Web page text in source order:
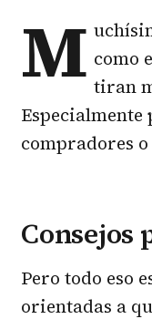
M como
tiran
compradores
Pero todo eso
orientadas a